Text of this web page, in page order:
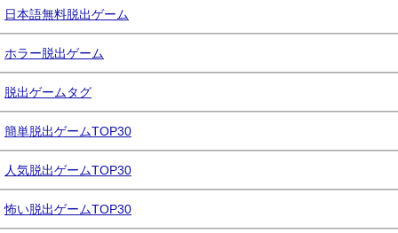
日本語無料脱出ゲーム
ホラー脱出ゲーム
脱出ゲームタグ
簡単脱出ゲームTOP30
人気脱出ゲームTOP30
怖い脱出ゲームTOP30